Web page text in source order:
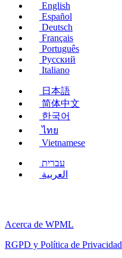
English
Español
Deutsch
Français
Português
Русский
Italiano
日本語
简体中文
한국어
ไทย
Vietnamese
עברית
العربية
Acerca de WPML
RGPD y Política de Privacidad